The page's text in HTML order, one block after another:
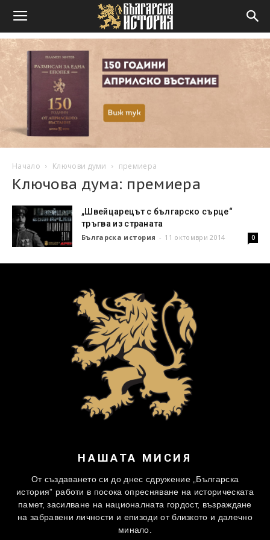
Начало Ключови думи премиера
Ключова дума: премиера
„Швейцарецът с българско сърце“
тръгва из страната
Българска история - 11 октомври 2014 0
НАШАТА МИСИЯ
От създаването си до днес сдружение „Българска
история” работи в посока опресняване на историческата
памет, засилване на националната гордост, възраждане
на забравени личности и епизоди от близкото и далечно
минало.